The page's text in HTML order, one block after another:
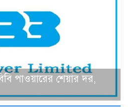
পাওয়ারের শেয়ার দর,